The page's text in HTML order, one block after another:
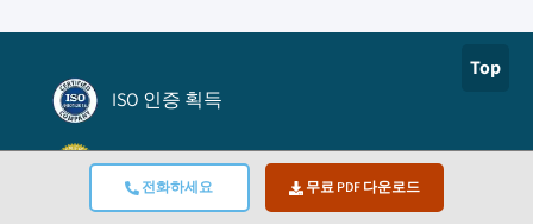
전화하세요 무료 PDF 다운로드
Top
ISO 인증 획득
Authorize.net
BBB A+ 등급 인증